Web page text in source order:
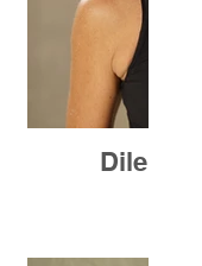
Dilek